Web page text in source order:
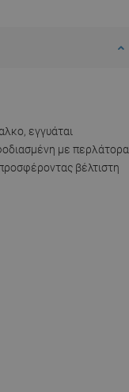
εγγυάται
με περλάτορα
βέλτιστη